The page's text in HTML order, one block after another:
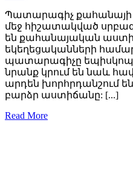
Պատարագիչ քահանայի
մեջ հիշատակված
են քահանայական
եկեղեցականների
պատարագիչը
նրանք կրում են նաև
արդեն խորհրդանշում
բարձր աստիճանը: [...]
Read More